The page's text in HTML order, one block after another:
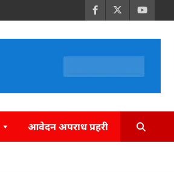
आवेदन अपराध प्रहरी